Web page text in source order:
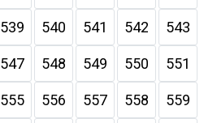
539 540 541 542 543
547 548 549 550 551
555 556 557 558 559